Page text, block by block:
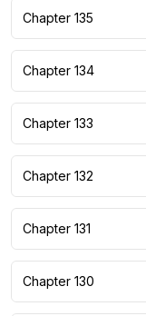
Chapter 135
Chapter 134
Chapter 133
Chapter 132
Chapter 131
Chapter 130